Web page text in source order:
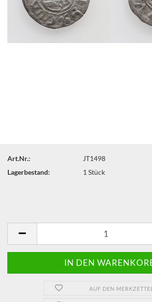
Art.Nr.:
JT1498
Lagerbestand:
1Stück
AUF DEN MERKZETTEL